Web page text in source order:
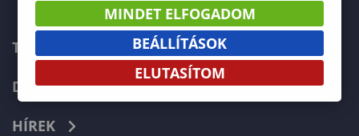
TELEFONKÖNYV
DOKUMENTUMOK
HÍREK
MINDET ELFOGADOM
BEÁLLÍTÁSOK
ELUTASÍTOM